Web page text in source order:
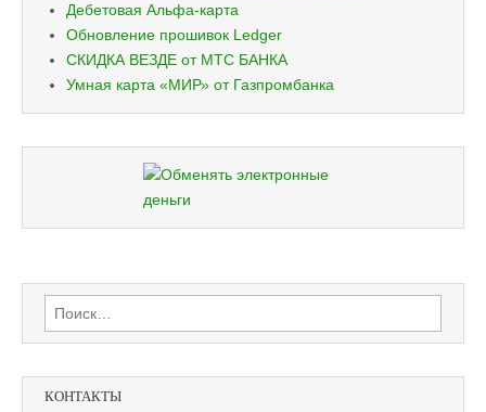
Дебетовая Альфа-карта
Обновление прошивок Ledger
СКИДКА ВЕЗДЕ от МТС БАНКА
Умная карта «МИР» от Газпромбанка
Найти:
КОНТАКТЫ